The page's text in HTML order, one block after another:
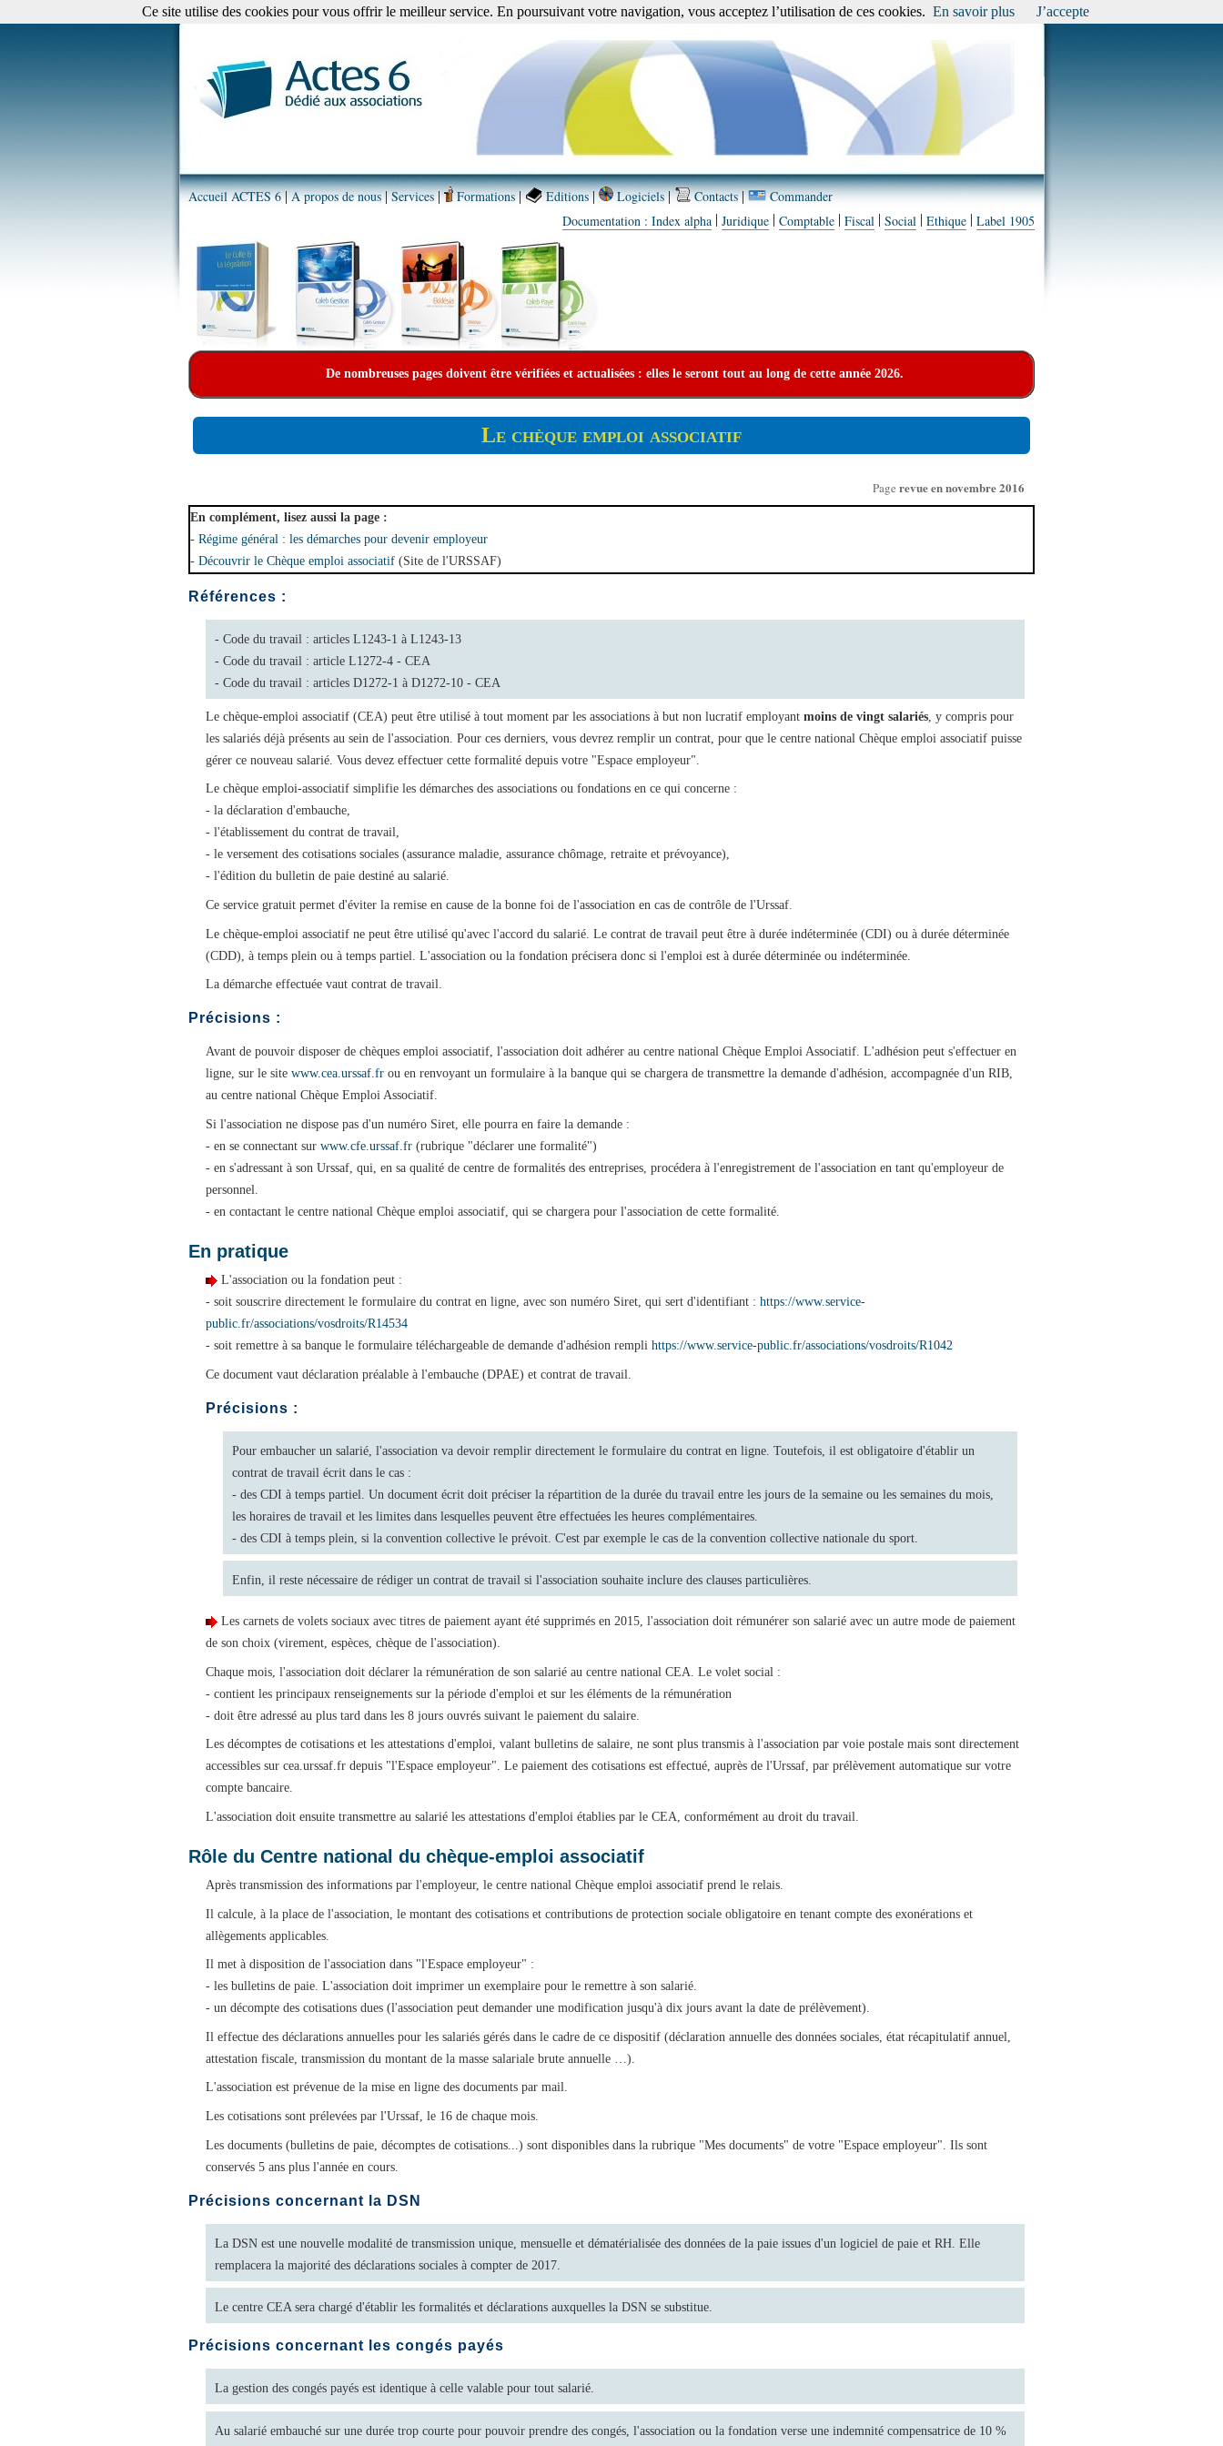
Accueil ACTES 6 |A propos de nous |Services | Formations | Editions | Logiciels | Contacts |
Commander
Documentation : Index alpha | Juridique | Comptable | Fiscal | Social | Ethique | Label 1905
De nombreuses pages doivent être vérifiées et actualisées : elles le seront tout au long de cette année 2026.
Le chèque emploi associatif
Page revue en novembre 2016
En complément, lisez aussi la page :
- Régime général : les démarches pour devenir employeur
- Découvrir le Chèque emploi associatif (Site de l'URSSAF)
Références :
- Code du travail : articles L1243-1 à L1243-13
- Code du travail : article L1272-4 - CEA
- Code du travail : articles D1272-1 à D1272-10 - CEA
Le chèque-emploi associatif (CEA) peut être utilisé à tout moment par les associations à but non lucratif employant moins de vingt salariés, y compris pour
les salariés déjà présents au sein de l'association. Pour ces derniers, vous devrez remplir un contrat, pour que le centre national Chèque emploi associatif puisse
gérer ce nouveau salarié. Vous devez effectuer cette formalité depuis votre "Espace employeur".
Le chèque emploi-associatif simplifie les démarches des associations ou fondations en ce qui concerne :
- la déclaration d'embauche,
- l'établissement du contrat de travail,
- le versement des cotisations sociales (assurance maladie, assurance chômage, retraite et prévoyance),
- l'édition du bulletin de paie destiné au salarié.
Ce service gratuit permet d'éviter la remise en cause de la bonne foi de l'association en cas de contrôle de l'Urssaf.
Le chèque-emploi associatif ne peut être utilisé qu'avec l'accord du salarié. Le contrat de travail peut être à durée indéterminée (CDI) ou à durée déterminée
(CDD), à temps plein ou à temps partiel. L'association ou la fondation précisera donc si l'emploi est à durée déterminée ou indéterminée.
La démarche effectuée vaut contrat de travail.
Précisions :
Avant de pouvoir disposer de chèques emploi associatif, l'association doit adhérer au centre national Chèque Emploi Associatif. L'adhésion peut s'effectuer en
ligne, sur le site www.cea.urssaf.frou en renvoyant un formulaire à la banque qui se chargera de transmettre la demande d'adhésion, accompagnée d'un RIB,
au centre national Chèque Emploi Associatif.
Si l'association ne dispose pas d'un numéro Siret, elle pourra en faire la demande :
- en se connectant sur www.cfe.urssaf.fr(rubrique "déclarer une formalité")
- en s'adressant à son Urssaf, qui, en sa qualité de centre de formalités des entreprises, procédera à l'enregistrement de l'association en tant qu'employeur de
personnel.
- en contactant le centre national Chèque emploi associatif, qui se chargera pour l'association de cette formalité.
En pratique
L'association ou la fondation peut :
- soit souscrire directement le formulaire du contrat en ligne, avec son numéro Siret, qui sert d'identifiant : https://www.service-
public.fr/associations/vosdroits/R14534
- soit remettre à sa banque le formulaire téléchargeable de demande d'adhésion rempli https://www.service-public.fr/associations/vosdroits/R1042
Ce document vaut déclaration préalable à l'embauche (DPAE) et contrat de travail.
Précisions :
Pour embaucher un salarié, l'association va devoir remplir directement le formulaire du contrat en ligne. Toutefois, il est obligatoire d'établir un
contrat de travail écrit dans le cas :
- des CDI à temps partiel. Un document écrit doit préciser la répartition de la durée du travail entre les jours de la semaine ou les semaines du mois,
les horaires de travail et les limites dans lesquelles peuvent être effectuées les heures complémentaires.
- des CDI à temps plein, si la convention collective le prévoit. C'est par exemple le cas de la convention collective nationale du sport.
Enfin, il reste nécessaire de rédiger un contrat de travail si l'association souhaite inclure des clauses particulières.
Les carnets de volets sociaux avec titres de paiement ayant été supprimés en 2015, l'association doit rémunérer son salarié avec un autre mode de paiement
de son choix (virement, espèces, chèque de l'association).
Chaque mois, l'association doit déclarer la rémunération de son salarié au centre national CEA. Le volet social :
- contient les principaux renseignements sur la période d'emploi et sur les éléments de la rémunération
- doit être adressé au plus tard dans les 8 jours ouvrés suivant le paiement du salaire.
Les décomptes de cotisations et les attestations d'emploi, valant bulletins de salaire, ne sont plus transmis à l'association par voie postale mais sont directement
accessibles sur cea.urssaf.fr depuis "l'Espace employeur". Le paiement des cotisations est effectué, auprès de l'Urssaf, par prélèvement automatique sur votre
compte bancaire.
L'association doit ensuite transmettre au salarié les attestations d'emploi établies par le CEA, conformément au droit du travail.
Rôle du Centre national du chèque-emploi associatif
Après transmission des informations par l'employeur, le centre national Chèque emploi associatif prend le relais.
Il calcule, à la place de l'association, le montant des cotisations et contributions de protection sociale obligatoire en tenant compte des exonérations et
allègements applicables.
Il met à disposition de l'association dans "l'Espace employeur" :
- les bulletins de paie. L'association doit imprimer un exemplaire pour le remettre à son salarié.
- un décompte des cotisations dues (l'association peut demander une modification jusqu'à dix jours avant la date de prélèvement).
Il effectue des déclarations annuelles pour les salariés gérés dans le cadre de ce dispositif (déclaration annuelle des données sociales, état récapitulatif annuel,
attestation fiscale, transmission du montant de la masse salariale brute annuelle …).
L'association est prévenue de la mise en ligne des documents par mail.
Les cotisations sont prélevées par l'Urssaf, le 16 de chaque mois.
Les documents (bulletins de paie, décomptes de cotisations...) sont disponibles dans la rubrique "Mes documents" de votre "Espace employeur". Ils sont
conservés 5 ans plus l'année en cours.
Précisions concernant la DSN
La DSN est une nouvelle modalité de transmission unique, mensuelle et dématérialisée des données de la paie issues d'un logiciel de paie et RH. Elle
remplacera la majorité des déclarations sociales à compter de 2017.
Le centre CEA sera chargé d'établir les formalités et déclarations auxquelles la DSN se substitue.
Précisions concernant les congés payés
La gestion des congés payés est identique à celle valable pour tout salarié.
Au salarié embauché sur une durée trop courte pour pouvoir prendre des congés, l'association ou la fondation verse une indemnité compensatrice de 10 %
Ce site utilise des cookies pour vous offrir le meilleur service. En poursuivant votre navigation, vous acceptez l’utilisation de ces cookies. En savoir plus J’accepte